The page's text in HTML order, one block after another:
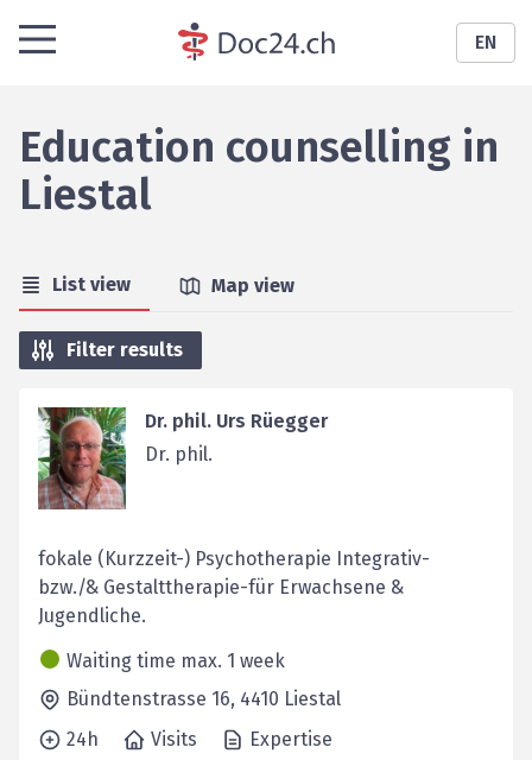
EN
Education counselling in
Liestal
List view Map view
Filter results
Dr. phil. Urs Rüegger
Dr. phil.
fokale (Kurzzeit-) Psychotherapie Integrativ-
bzw./& Gestalttherapie-für Erwachsene &
Jugendliche.
Waiting time max. 1 week
Bündtenstrasse 16, 4410 Liestal
24h
Visits
Expertise